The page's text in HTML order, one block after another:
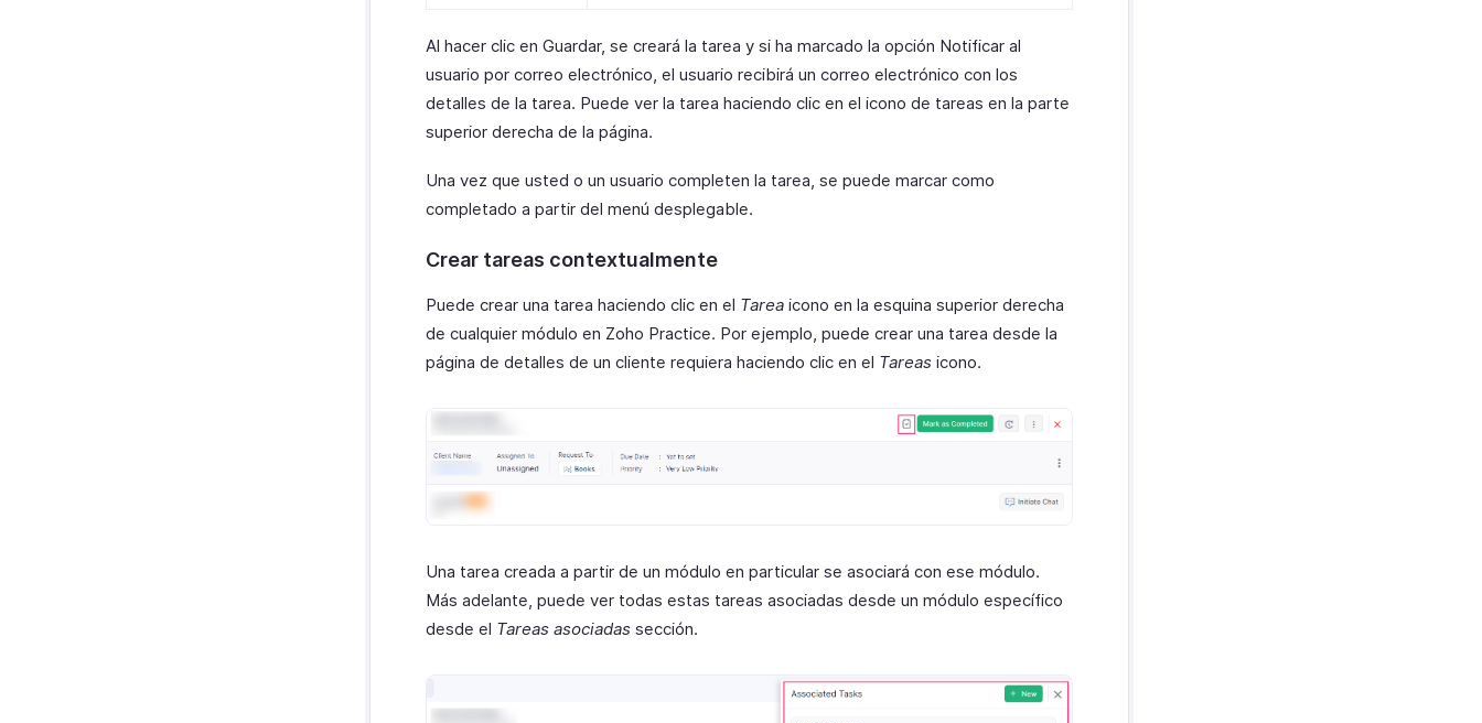
Al hacer clic en Guardar, se creará la tarea y si ha marcado la opción Notificar al
usuario por correo electrónico, el usuario recibirá un correo electrónico con los
detalles de la tarea. Puede ver la tarea haciendo clic en el icono de tareas en la parte
superior derecha de la página.
Una vez que usted o un usuario completen la tarea, se puede marcar como
completado a partir del menú desplegable.
Crear tareas contextualmente
Puede crear una tarea haciendo clic en el Tarea icono en la esquina superior derecha
de cualquier módulo en Zoho Practice. Por ejemplo, puede crear una tarea desde la
página de detalles de un cliente requiera haciendo clic en el Tareas icono.
Una tarea creada a partir de un módulo en particular se asociará con ese módulo.
Más adelante, puede ver todas estas tareas asociadas desde un módulo específico
desde el Tareas asociadas sección.